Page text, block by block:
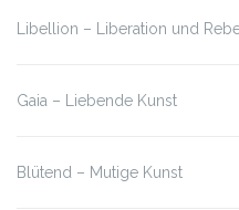
Libellion – Liberation und
Gaia – Liebende Kunst
Blütend – Mutige Kunst